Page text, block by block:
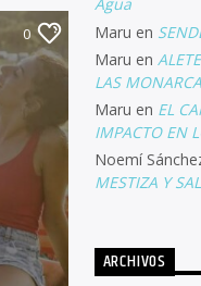
0
Agua
Maru en
Maru en
LAS
Maru en EL
IMPACTO EN
Noemí
MESTIZA Y
ARCHIVOS